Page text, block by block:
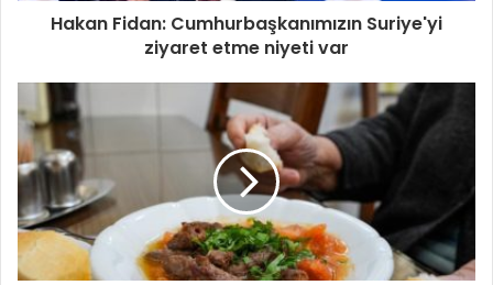
Hakan Fidan: Cumhurbaşkanımızın Suriye'yi
ziyaret etme niyeti var